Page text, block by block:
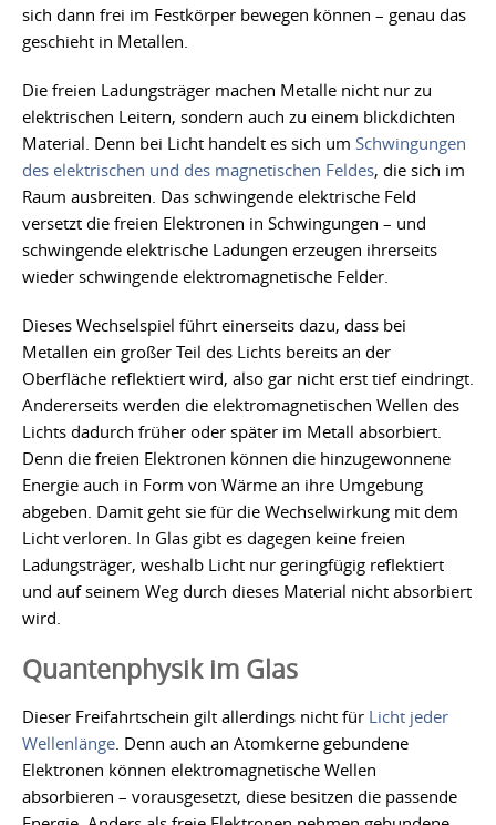
sich dann frei im Festkörper bewegen können – genau das
geschieht in Metallen.
Die freien Ladungsträger machen Metalle nicht nur zu
elektrischen Leitern, sondern auch zu einem blickdichten
Material. Denn bei Licht handelt es sich um Schwingungen
des elektrischen und des magnetischen Feldes, die sich im
Raum ausbreiten. Das schwingende elektrische Feld
versetzt die freien Elektronen in Schwingungen – und
schwingende elektrische Ladungen erzeugen ihrerseits
wieder schwingende elektromagnetische Felder.
Dieses Wechselspiel führt einerseits dazu, dass bei
Metallen ein großer Teil des Lichts bereits an der
Oberfläche reflektiert wird, also gar nicht erst tief eindringt.
Andererseits werden die elektromagnetischen Wellen des
Lichts dadurch früher oder später im Metall absorbiert.
Denn die freien Elektronen können die hinzugewonnene
Energie auch in Form von Wärme an ihre Umgebung
abgeben. Damit geht sie für die Wechselwirkung mit dem
Licht verloren. In Glas gibt es dagegen keine freien
Ladungsträger, weshalb Licht nur geringfügig reflektiert
und auf seinem Weg durch dieses Material nicht absorbiert
wird.
Quantenphysik im Glas
Dieser Freifahrtschein gilt allerdings nicht für Licht jeder
Wellenlänge . Denn auch an Atomkerne gebundene
Elektronen können elektromagnetische Wellen
absorbieren – vorausgesetzt, diese besitzen die passende